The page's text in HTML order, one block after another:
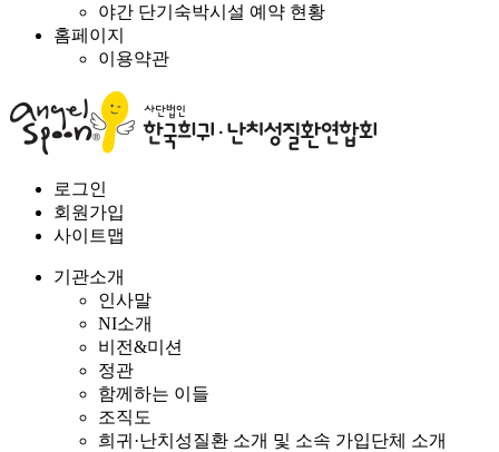
야간 단기숙박시설 예약 현황
홈페이지
이용약관
로그인
회원가입
사이트맵
기관소개
인사말
NI소개
비전&미션
정관
함께하는 이들
조직도
희귀·난치성질환 소개 및 소속 가입단체 소개